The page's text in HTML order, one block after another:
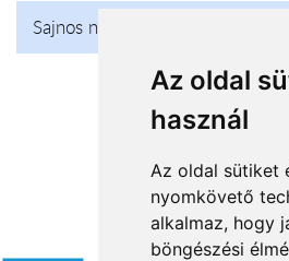
Az oldal
használ
Az oldal sütiket
nyomkövető
alkalmaz, hogy
böngészési
Sajnos nincs talalat!
Elfogadott fizetési